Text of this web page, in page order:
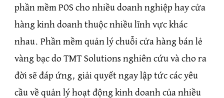
phần mềm POS cho nhiều doanh nghiệp hay cửa
hàng kinh doanh thuộc nhiều lĩnh vực khác
nhau. Phần mềm quản lý chuỗi cửa hàng bán lẻ
vàng bạc do TMT Solutions nghiên cứu và cho ra
đời sẽ đáp ứng, giải quyết ngay lập tức các yêu
cầu về quản lý hoạt động kinh doanh của nhiều